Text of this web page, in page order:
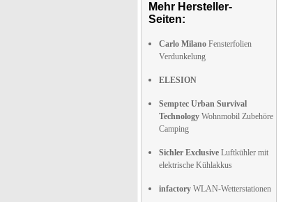
Mehr Hersteller-
Seiten:
Carlo Milano Fensterfolien
Verdunkelung
ELESION
Semptec Urban Survival
Technology Wohnmobil Zubehöre
Camping
Sichler Exclusive Luftkühler mit
elektrische Kühlakkus
infactory WLAN-Wetterstationen